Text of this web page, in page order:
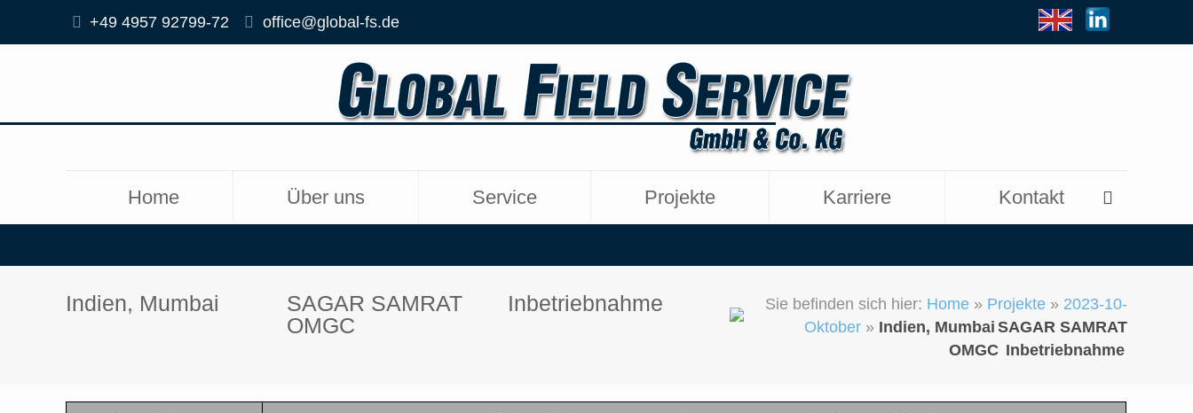
+49 4957 92799-72 office@global-fs.de
Home Über uns Service Projekte Karriere Kontakt
Indien, Mumbai
SAGAR SAMRAT
OMGC
Inbetriebnahme Sie befinden sich hier: Home» Projekte» 2023-10-
Oktober» Indien, Mumbai SAGAR SAMRAT
OMGC Inbetriebnahme